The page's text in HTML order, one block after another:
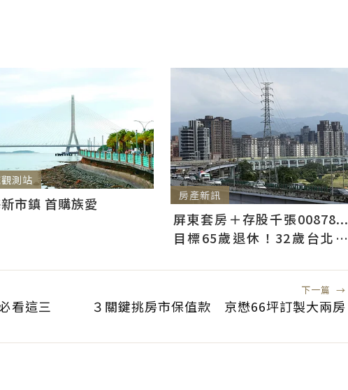
測站
市鎮 首購族愛 房產新訊
屏東套房＋存股千張00878...
目標65歲退休！32歲台北人
看這三
下一篇 →
３關鍵挑房市保值款 京懋66坪訂製大兩房